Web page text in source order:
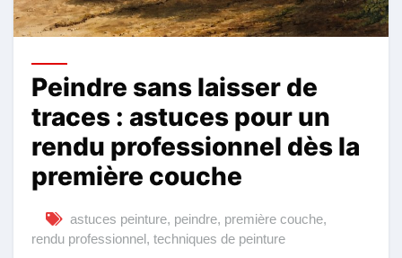
Peindre sans laisser de
traces : astuces pour un
rendu professionnel dès la
première couche
astuces peinture, peindre, première couche,
rendu professionnel, techniques de peinture